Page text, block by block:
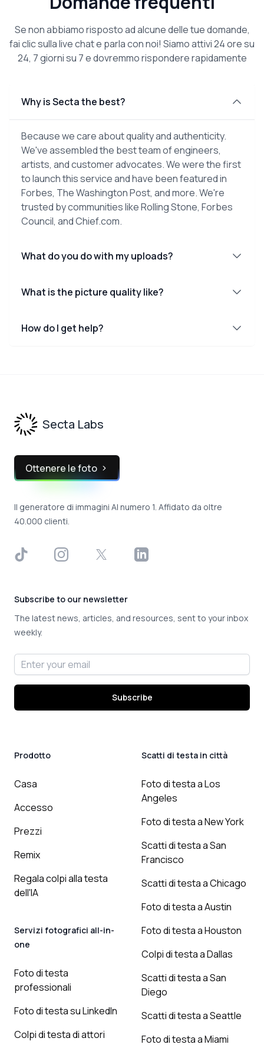
Se non abbiamo risposto ad alcune delle tue domande,
fai clic sulla live chat e parla con noi! Siamo attivi 24 ore su
24, 7 giorni su 7 e dovremmo rispondere rapidamente
Why is Secta the best?
Because we care about quality and authenticity.
We've assembled the best team of engineers,
artists, and customer advocates. We were the first
to launch this service and have been featured in
Forbes, The Washington Post, and more. We're
trusted by communities like Rolling Stone, Forbes
Council, and Chief.com.
What do you do with my uploads?
What is the picture quality like?
How do I get help?
Secta Labs
Ottenere le foto
Il generatore di immagini AI numero 1. Affidato da oltre
40.000 clienti.
TikTok InstagramX LinkedIn
Subscribe to our newsletter
The latest news, articles, and resources, sent to your inbox
weekly.
Email address
Subscribe
Prodotto
Casa
Accesso
Prezzi
Remix
Regala colpi alla testa
dell'IA
Servizi fotografici all-in-
one
Foto di testa
professionali
Foto di testa su LinkedIn
Colpi di testa di attori
Scatti di testa in città
Foto di testa a Los
Angeles
Foto di testa a New York
Scatti di testa a San
Francisco
Scatti di testa a Chicago
Foto di testa a Austin
Foto di testa a Houston
Colpi di testa a Dallas
Scatti di testa a San
Diego
Scatti di testa a Seattle
Foto di testa a Miami